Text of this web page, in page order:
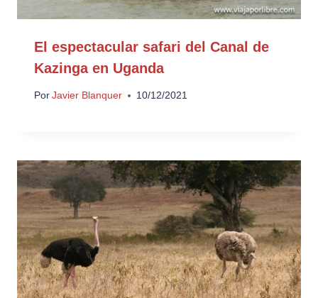
El espectacular safari del Canal de
Kazinga en Uganda
Por Javier Blanquer 10/12/2021